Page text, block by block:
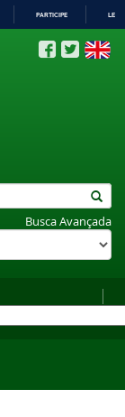
PARTICIPE
Busca Avançada